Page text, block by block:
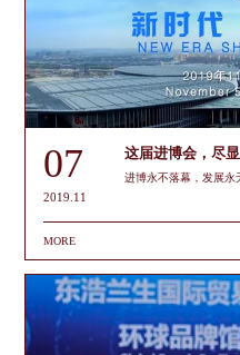
07
2019.11
这届进博会，尽
进博永不落幕，发展永
MORE